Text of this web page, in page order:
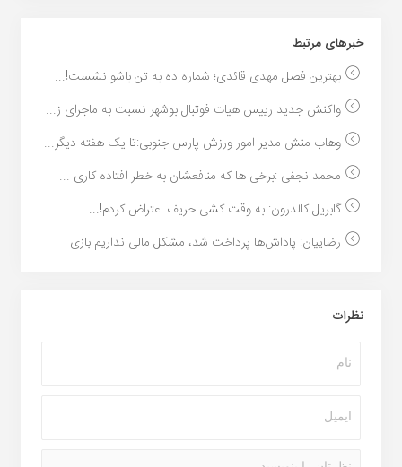
خبر‌های مرتبط
بهترین فصل مهدی قائدی؛ شماره ده به تن باشو نشست!...
واکنش جدید رییس هیات فوتبال بوشهر نسبت به ماجرای ز...
وهاب منش مدیر امور ورزش پارس جنوبی:تا یک هفته دیگر...
محمد نجفی :برخی ها که منافعشان به خطر افتاده کاری ...
گابریل کالدرون: به وقت کشی حریف اعتراض کردم!...
رضاییان: پاداش‌ها پرداخت شد، مشکل مالی نداریم.بازی...
نظرات